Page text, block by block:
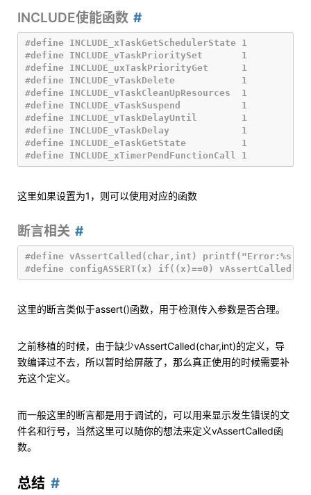
INCLUDE使能函数
#define INCLUDE_xTaskGetSchedulerState 1
#define INCLUDE_vTaskPrioritySet       1
#define INCLUDE_uxTaskPriorityGet      1
#define INCLUDE_vTaskDelete            1
#define INCLUDE_vTaskCleanUpResources  1
#define INCLUDE_vTaskSuspend           1
#define INCLUDE_vTaskDelayUntil        1
#define INCLUDE_vTaskDelay             1
#define INCLUDE_eTaskGetState          1
这里如果设置为1，则可以使用对应的函数
断言相关
#define vAssertCalled(char,int)
这里的断言类似于assert()函数，用于检测传入参数是否合理。
之前移植的时候，由于缺少vAssertCalled(char,int)的定义，导
致编译过不去，所以暂时给屏蔽了，那么真正使用的时候需要补
充这个定义。
而一般这里的断言都是用于调试的，可以用来显示发生错误的文
件名和行号，当然这里可以随你的想法来定义vAssertCalled函
数。
总结